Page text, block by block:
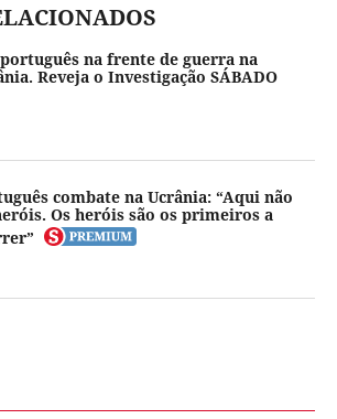
na frente de guerra na
Reveja o Investigação SÁBADO
combate na Ucrânia: “Aqui não
Os heróis são os primeiros a